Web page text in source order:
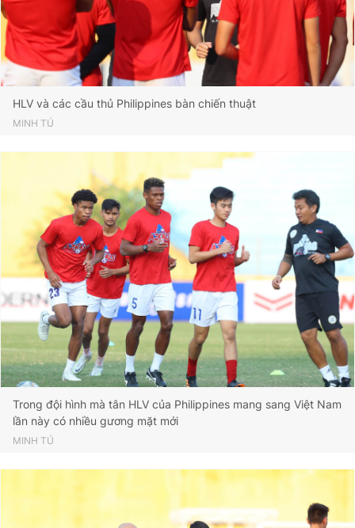
HLV và các cầu thủ Philippines bàn chiến thuật
MINH TÚ
Trong đội hình mà tân HLV của Philippines mang sang Việt Nam
lần này có nhiều gương mặt mới
MINH TÚ